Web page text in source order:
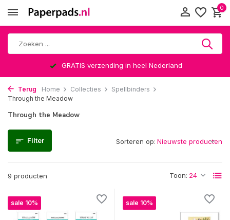
0
GRATIS verzending in heel Nederland
Terug Home Collecties
Spellbinders
Through the Meadow
Through the Meadow
Filter
9 producten Toon:
Sorteren op:
sale 10% sale 10%